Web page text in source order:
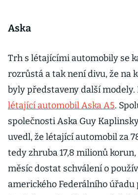
Aska
Trh s létajícími automobily se
rozrůstá a tak není divu, že na
byly představeny další
létající automobil Aska A5.
společnosti Aska Guy
uvedl, že létající automobil za
tedy zhruba 17,8 milionů
měsíc dostat schválení o
amerického Federálního úřadu